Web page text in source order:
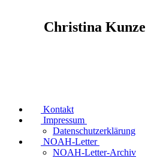
Christina Kunze
Kontakt
Impressum
Datenschutzerklärung
NOAH-Letter
NOAH-Letter-Archiv